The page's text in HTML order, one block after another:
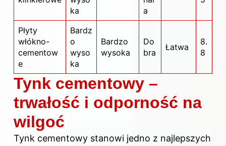
ka
a
Płyty
włókno-
cementow
e
Bardz
o
wyso
ka
Bardzo
wysoka
Do
bra
Łatwa
8.
8
Tynk cementowy –
trwałość i odporność na
wilgoć
Tynk cementowy stanowi jedno z najlepszych